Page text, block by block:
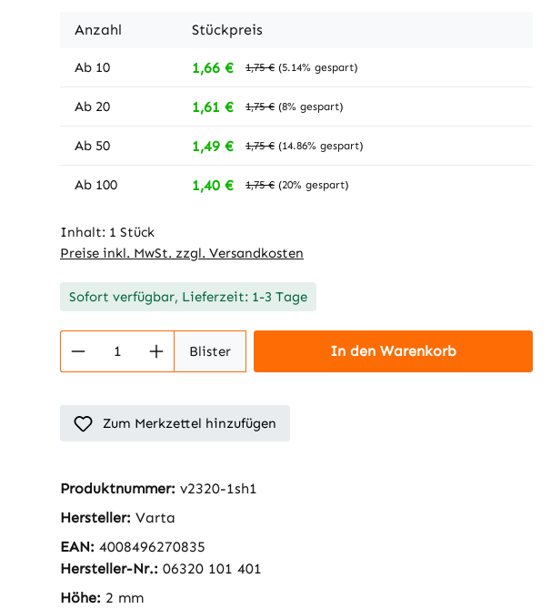
Anzahl Stückpreis
Ab 10 1,66 € 1,75 € (5.14% gespart)
Ab 20 1,61 € 1,75 € (8% gespart)
Ab 50 1,49 € 1,75 € (14.86% gespart)
Ab 100 1,40 € 1,75 € (20% gespart)
Inhalt: 1 Stück
Preise inkl. MwSt. zzgl. Versandkosten
Sofort verfügbar, Lieferzeit: 1-3 Tage
Produkt Anzahl: Gib den gewünschten Wert
Blister In den Warenkorb
Zum Merkzettel hinzufügen
Produktnummer: v2320-1sh1
Hersteller: Varta
EAN: 4008496270835
Hersteller-Nr.: 06320 101 401
Höhe: 2 mm